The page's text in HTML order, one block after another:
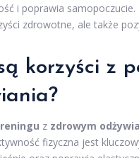
i poprawia
zdrowotne, ale także
korzyści z
z zdrowym
fizyczna jest